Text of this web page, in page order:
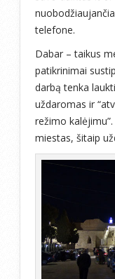
telefone.
Dabar – taikus
patikrinimai
darbą tenka
uždaromas ir
režimo
miestas, šitaip